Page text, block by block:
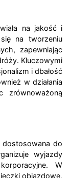
na jakość i
na tworzeniu
zapewniając
Kluczowymi
i dbałość
w działania
zrównoważoną
dostosowana do
wyjazdy
W
objazdowe,